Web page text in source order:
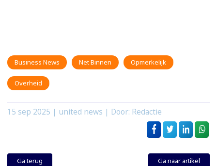
Business News Net Binnen Opmerkelijk
Overheid
15 sep 2025 | united news | Door: Redactie
Ga terug Ga naar artikel